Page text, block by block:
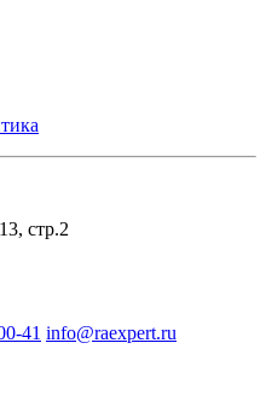
стр.2
41 info@raexpert.ru